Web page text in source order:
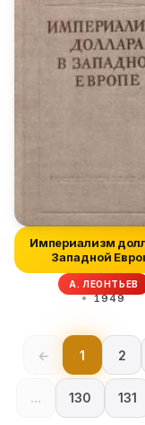
Империализм
Западной
А. ЛЕОНТЬЕВ
1949
← 1 2
... 130 131